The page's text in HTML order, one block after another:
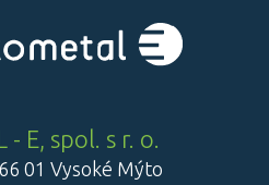
- E, spol. s r. o.
01 Vysoké Mýto